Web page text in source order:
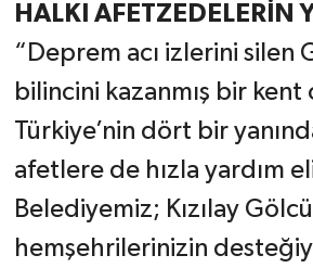
HALKI AFETZEDELERİN
“Deprem acı izlerini silen
bilincini kazanmış bir kent
Türkiye’nin dört bir
afetlere de hızla yardım
Belediyemiz; Kızılay
hemşehrilerinizin